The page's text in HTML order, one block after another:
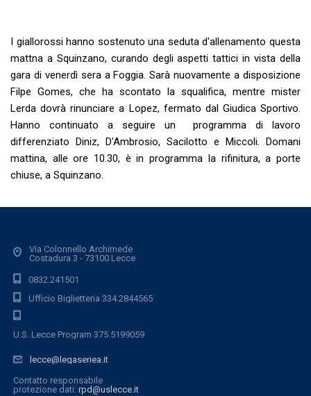
I giallorossi hanno sostenuto una seduta d'allenamento questa
mattna a Squinzano, curando degli aspetti tattici in vista della
gara di venerdì sera a Foggia. Sarà nuovamente a disposizione
Filpe Gomes, che ha scontato la squalifica, mentre mister
Lerda dovrà rinunciare a Lopez, fermato dal Giudica Sportivo.
Hanno continuato a seguire un programma di lavoro
differenziato Diniz, D'Ambrosio, Sacilotto e Miccoli. Domani
mattina, alle ore 10.30, è in programma la rifinitura, a porte
chiuse, a Squinzano.
Via Colonnello Archimede
Costadura 3 - 73100 Lecce
0832.241501
Ufficio Biglietteria 334.2844565
U.S. Lecce Program 375.5199059
lecce@legaseriea.it
Contatto responsabile
protezione dati: rpd@uslecce.it